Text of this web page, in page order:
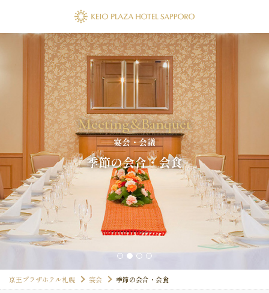
Meeting&Banquet
宴会・会議
季節の会合・会食
京王プラザホテル札幌 宴会 季節の会合・会食